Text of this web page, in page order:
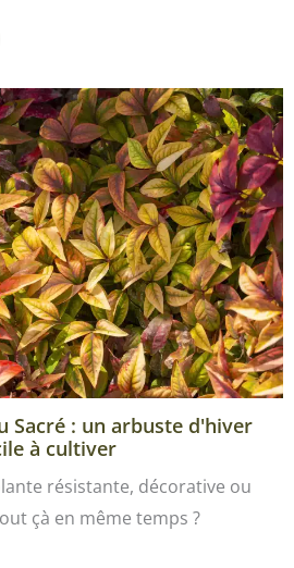
Sacré : un arbuste d'hiver
à cultiver
résistante, décorative ou
çà en même temps ?